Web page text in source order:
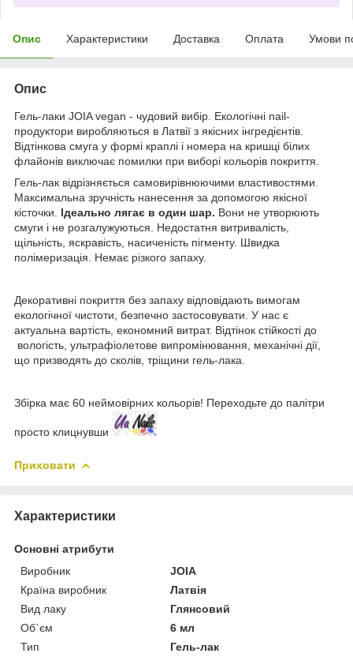
Опис Характеристики Доставка Оплата Умови
Опис
Гель-лаки JOIA vegan - чудовий вибір. Екологічні nail-
продуктори виробляються в Латвії з якісних інгредієнтів.
Відтінкова смуга у формі краплі і номера на кришці білих
флайонів виключає помилки при виборі кольорів покриття.
Гель-лак відрізняється самовирівнюючими властивостями.
Максимальна зручність нанесення за допомогою якісної
кісточки. Ідеально лягає в один шар. Вони не утворюють
смуги і не розгалужуються. Недостатня витривалість,
щільність, яскравість, насиченість пігменту. Швидка
полімеризація. Немає різкого запаху.
Декоративні покриття без запаху відповідають вимогам
екологічної чистоти, безпечно застосовувати. У нас є
актуальна вартість, економний витрат. Відтінок стійкості до
вологість, ультрафіолетове випромінювання, механічні дії,
що призводять до сколів, тріщини гель-лака.
Збірка має 60 неймовірних кольорів! Переходьте до палітри
просто клицнувши
Приховати
Характеристики
Основні атрибути
Виробник
JOIA
Країна виробник
Латвія
Вид лаку
Глянсовий
Об`єм
6 мл
Тип
Гель-лак